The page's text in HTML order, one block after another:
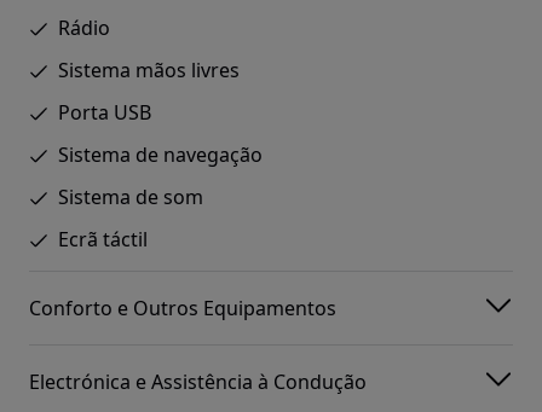
Rádio
Sistema mãos livres
Porta USB
Sistema de navegação
Sistema de som
Ecrã táctil
Conforto e Outros Equipamentos
Electrónica e Assistência à Condução